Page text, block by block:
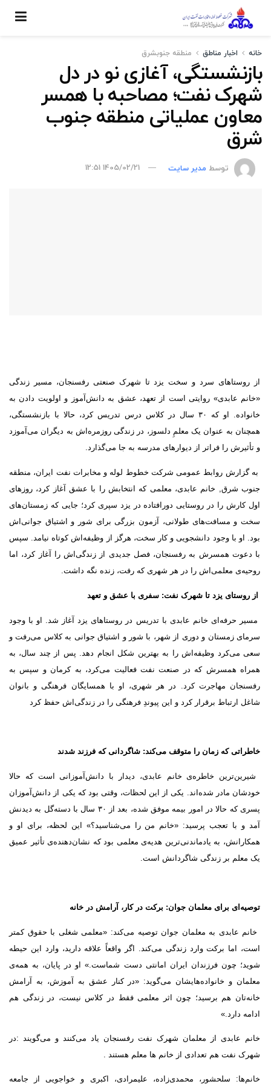
خانه اخبار مناطق منطقه جنوبشرق
بازنشستگی، آغازی نو در دل
شهرک نفت؛ مصاحبه با همسر
معاون عملیاتی منطقه جنوب
شرق
توسط مدیر سایت 1405/02/21 12:51
از روستاهای سرد و سخت یزد تا شهرک صنعتی رفسنجان، مسیر زندگی
«خانم عابدی» روایتی است از تعهد، عشق به دانش‌آموز و اولویت دادن به
خانواده. او که
۳۰ سال در کلاس درس تدریس کرد، حالا با بازنشستگی،
همچنان به عنوان یک معلمِ دلسوز، در زندگی روزمره‌اش به دیگران می‌آموزد
و تأثیرش را فراتر از دیوارهای مدرسه به جا می‌گذارد.
به گزارش روابط عمومی شرکت خطوط لوله و مخابرات نفت ایران، منطقه
جنوب شرق,
خانم عابدی، معلمی که انتخابش را با عشق آغاز کرد، روزهای
اول کارش را در روستایی دورافتاده در یزد سپری کرد؛ جایی که زمستان‌های
سخت و مسافت‌های طولانی، آزمون بزرگی برای شور و اشتیاق جوانی‌اش
بود. او با وجود دانشجویی و کار سخت، هرگز از وظیفه‌اش کوتاه نیامد. سپس
با دعوت همسرش به رفسنجان، فصل جدیدی از زندگی‌اش را آغاز کرد، اما
روحیه‌ی معلمی‌اش را در هر شهری که رفت، زنده نگه داشت.
از روستای یزد تا شهرک نفت: سفری با عشق و تعهد
مسیر حرفه‌ای خانم عابدی با تدریس در روستاهای یزد آغاز شد. او با وجود
سرمای زمستان و دوری از شهر، با شور و اشتیاق جوانی به کلاس می‌رفت و
سعی می‌کرد وظیفه‌اش را به بهترین شکل انجام دهد. پس از چند سال، به
همراه همسرش که در صنعت نفت فعالیت می‌کرد، به کرمان و سپس به
رفسنجان مهاجرت کرد. در هر شهری، او با همسایگان فرهنگی و بانوان
شاغل ارتباط برقرار کرد و این پیوندِ فرهنگی را در زندگی‌اش حفظ کرد
خاطراتی که زمان را متوقف می‌کند: شاگردانی که فرزند شدند
شیرین‌ترین خاطره‌ی خانم عابدی، دیدار با دانش‌آموزانی است که حالا
خودشان مادر شده‌اند. یکی از این لحظات، وقتی بود که یکی از دانش‌آموزان
پسری که حالا در امور بیمه موفق شده، بعد از
۳۰ سال با دسته‌گل به دیدنش
آمد و با تعجب پرسید: «خانم من را می‌شناسید؟» این لحظه، برای او و
همکارانش، به یادماندنی‌ترین هدیه‌ی معلمی بود که نشان‌دهنده‌ی تأثیر عمیق
یک معلم بر زندگی شاگردانش است.
توصیه‌ای برای معلمان جوان: برکت در کار، آرامش در خانه
خانم عابدی به معلمان جوان توصیه می‌کند: «معلمی شغلی با حقوق کمتر
است، اما برکت وارد زندگی می‌کند. اگر واقعاً علاقه دارید، وارد این حیطه
شوید؛ چون فرزندان ایران امانتی دست شماست.» او در پایان، به همه‌ی
معلمان و خانواده‌هایشان می‌گوید: «در کنار عشق به آموزش، به آرامش
خانه‌تان هم برسید؛ چون اثر معلمی فقط در کلاس نیست، در زندگی هم
ادامه دارد.»
خانم عابدی از معلمان شهرک نفت رفسنجان یاد می‌کنند و می‌گویند :در
شهرک نفت هم تعدادی از خانم ها معلم هستند .
خانم‌ها: سلحشور، محمدی‌زاده، علیمرادی، اکبری و خواجویی از جامعه